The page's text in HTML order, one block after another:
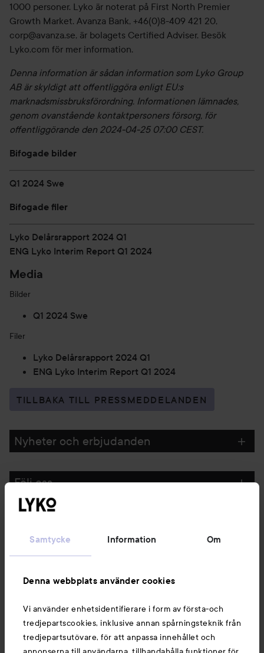
Samtycke Information Om
Denna webbplats använder cookies
Vi använder enhetsidentifierare i form av första-och
tredjepartscookies, inklusive annan spårningsteknik från
tredjepartsutövare, för att anpassa innehållet och
1000 personer. Lyko är noterat på First North Premier
Growth Market. Avanza Bank, +46(0)8-409 421 20,
corp@avanza.se, är bolagets Certified Adviser. Besök
Lyko.com för mer information.
Denna information är sådan information som Lyko Group
AB är skyldigt att offentliggöra enligt EU:s
marknadsmissbruksförordning. Informationen lämnades,
genom ovanstående kontaktpersoners försorg, för
offentliggörande den 2024-04-25 07:00 CEST.
Bifogade bilder
Q1 2024 Swe
Bifogade filer
Lyko Delårsrapport 2024 Q1
ENG Lyko Interim Report Q1 2024
Media
Bilder
Q1 2024 Swe
Filer
Lyko Delårsrapport 2024 Q1
ENG Lyko Interim Report Q1 2024
TILLBAKA TILL PRESSMEDDELANDEN
Nyheter och erbjudanden
Följ oss
Du kanske också gillar